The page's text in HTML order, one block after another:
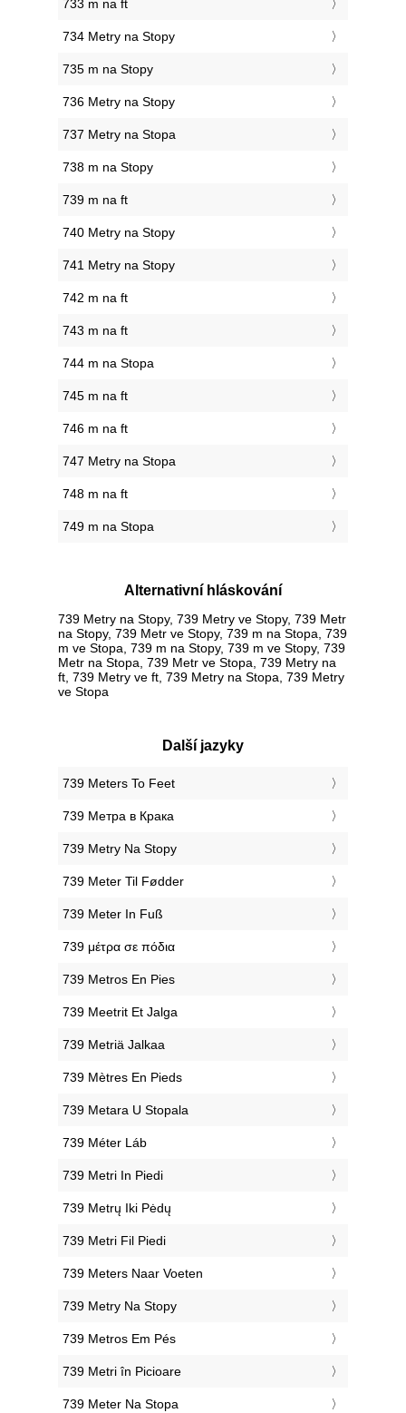
733 m na ft
734 Metry na Stopy
735 m na Stopy
736 Metry na Stopy
737 Metry na Stopa
738 m na Stopy
739 m na ft
740 Metry na Stopy
741 Metry na Stopy
742 m na ft
743 m na ft
744 m na Stopa
745 m na ft
746 m na ft
747 Metry na Stopa
748 m na ft
749 m na Stopa
Alternativní hláskování
739 Metry na Stopy, 739 Metry ve Stopy, 739 Metr
na Stopy, 739 Metr ve Stopy, 739 m na Stopa, 739
m ve Stopa, 739 m na Stopy, 739 m ve Stopy, 739
Metr na Stopa, 739 Metr ve Stopa, 739 Metry na
ft, 739 Metry ve ft, 739 Metry na Stopa, 739 Metry
ve Stopa
Další jazyky
‎739 Meters To Feet
‎739 Метра в Крака
‎739 Metry Na Stopy
‎739 Meter Til Fødder
‎739 Meter In Fuß
‎739 μέτρα σε πόδια
‎739 Metros En Pies
‎739 Meetrit Et Jalga
‎739 Metriä Jalkaa
‎739 Mètres En Pieds
‎739 Metara U Stopala
‎739 Méter Láb
‎739 Metri In Piedi
‎739 Metrų Iki Pėdų
‎739 Metri Fil Piedi
‎739 Meters Naar Voeten
‎739 Metry Na Stopy
‎739 Metros Em Pés
‎739 Metri în Picioare
‎739 Meter Na Stopa